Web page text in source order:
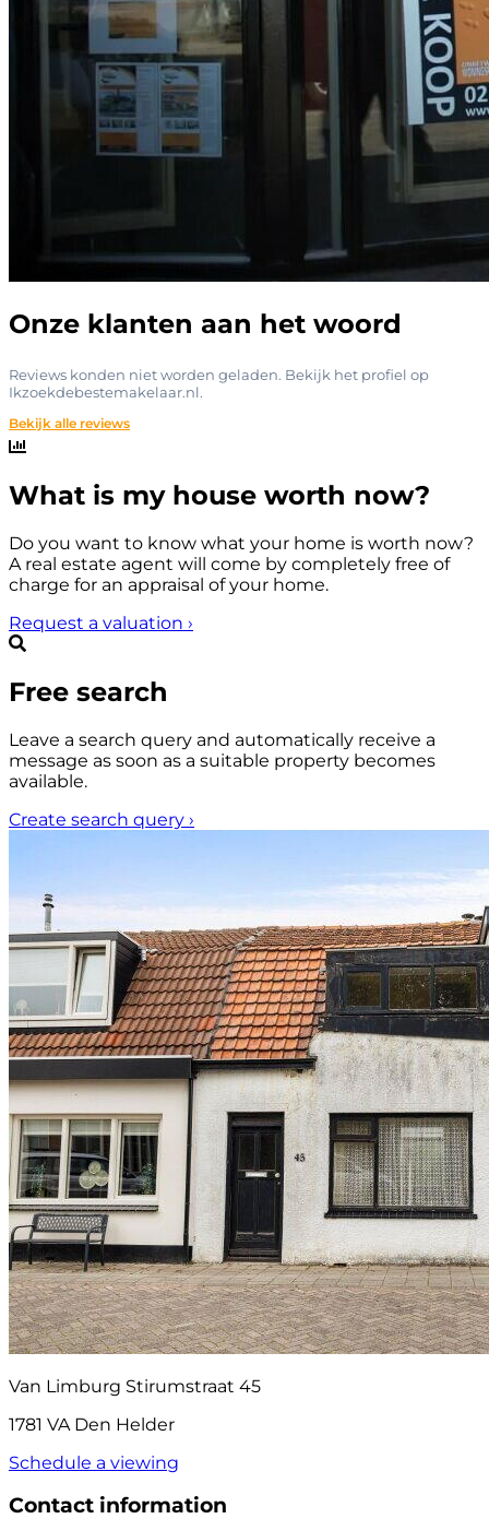
Onze klanten aan het woord
What is my house worth now?
Do you want to know what your home is worth now?
A real estate agent will come by completely free of
charge for an appraisal of your home.
Request a valuation ›
Free search
Leave a search query and automatically receive a
message as soon as a suitable property becomes
available.
Create search query ›
Van Limburg Stirumstraat 45
1781 VA Den Helder
Schedule a viewing
Contact information